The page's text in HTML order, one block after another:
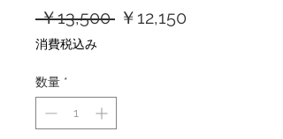
￥13,500 通￥12,150
消費税込み
数量 *